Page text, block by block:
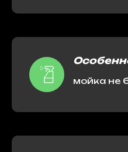
мойка не